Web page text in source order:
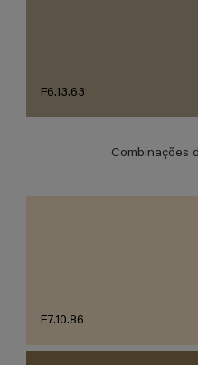
F6.13.63
Combinações
F7.10.86